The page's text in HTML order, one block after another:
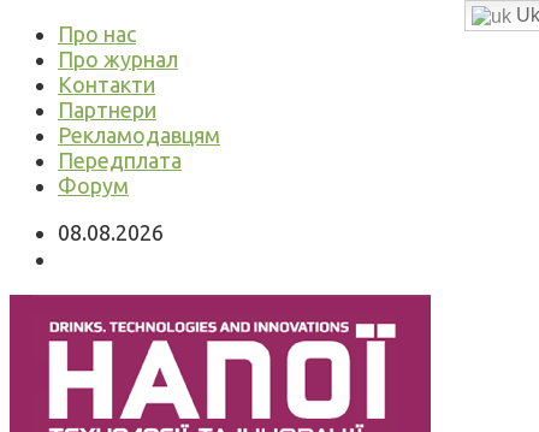
Про нас
Про журнал
Контакти
Партнери
Рекламодавцям
Передплата
Форум
08.08.2026